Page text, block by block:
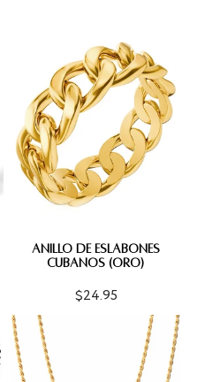
ANILLO DE ESLABONES
CUBANOS (ORO)
$24.95